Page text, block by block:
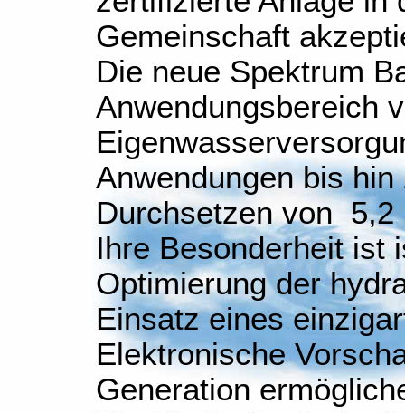
Gemeinschaft
Die neue Spektrum
Anwendungsbereich
Anwendungen bis
Durchsetzen von 5,2
Ihre Besonderheit ist
Optimierung der
Einsatz eines
Elektronische
Generation